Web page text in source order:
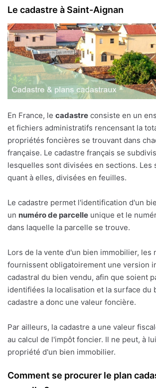
Le cadastre à Saint-Aignan
En France, le cadastre consiste en un
et fichiers administratifs rencensant la
propriétés foncières se trouvant dans
française. Le cadastre français se
lesquelles sont divisées en sections. Les
quant à elles, divisées en feuilles.
Le cadastre permet l'identification d'un
un numéro de parcelle unique et le
dans laquelle la parcelle se trouve.
Lors de la vente d'un bien immobilier, les
fournissent obligatoirement une version
cadastral du bien vendu, afin que soient
identifiées la localisation et la surface du
cadastre a donc une valeur foncière.
Par ailleurs, la cadastre a une valeur
au calcul de l'impôt foncier. Il ne peut, à
propriété d'un bien immobilier.
Comment se procurer le plan